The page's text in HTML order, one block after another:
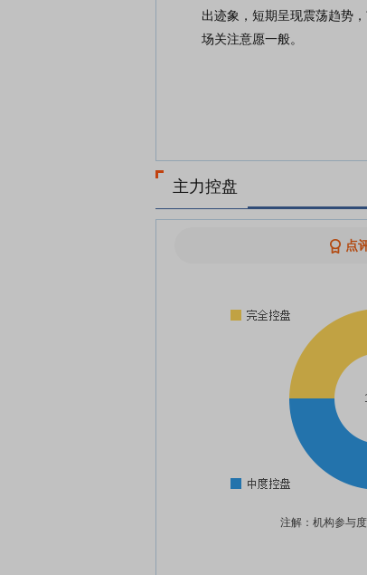
出迹象，短期呈现震荡趋势
场关注意愿一般。
主力控盘
点
注解：机构参与